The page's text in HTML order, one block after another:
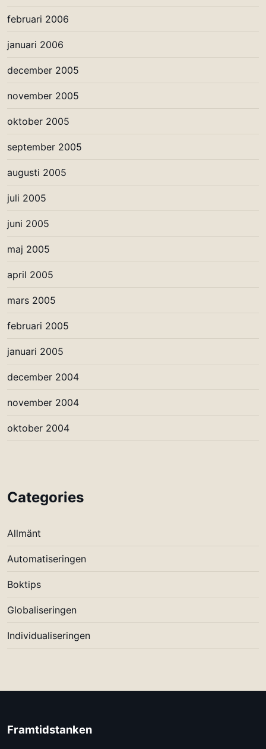
februari 2006
januari 2006
december 2005
november 2005
oktober 2005
september 2005
augusti 2005
juli 2005
juni 2005
maj 2005
april 2005
mars 2005
februari 2005
januari 2005
december 2004
november 2004
oktober 2004
Categories
Allmänt
Automatiseringen
Boktips
Globaliseringen
Individualiseringen
Framtidstanken